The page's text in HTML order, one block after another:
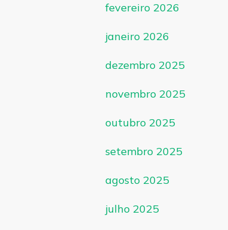
fevereiro 2026
janeiro 2026
dezembro 2025
novembro 2025
outubro 2025
setembro 2025
agosto 2025
julho 2025